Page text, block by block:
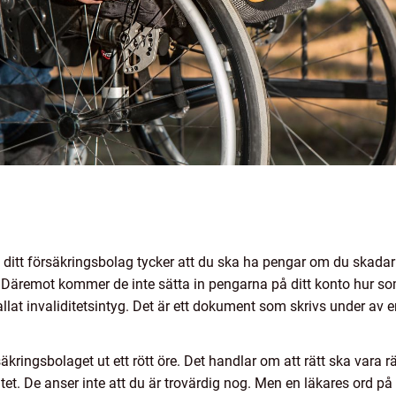
försäkringsbolag tycker att du ska ha pengar om du
kommer de inte sätta in pengarna på ditt konto hur
invaliditetsintyg. Det är ett dokument som skrivs under av
ut ett rött öre. Det handlar om att rätt ska vara
De anser inte att du är trovärdig nog. Men en läkares ord